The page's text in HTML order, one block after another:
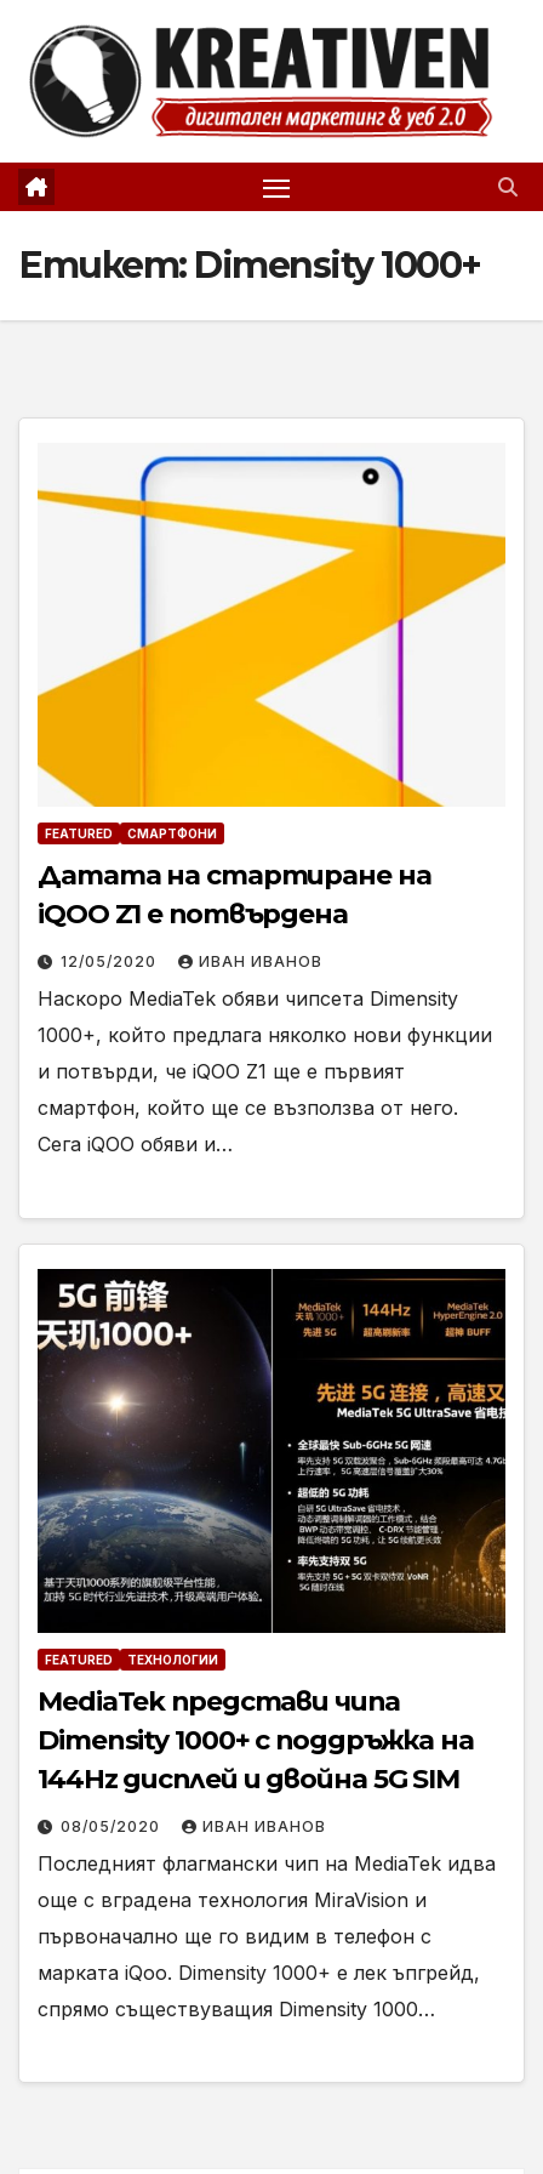
content
Етикет: Dimensity 1000+
FEATURED СМАРТФОНИ
Датата на стартиране на
iQOO Z1 е потвърдена
12/05/2020 ИВАН ИВАНОВ
Наскоро MediaTek обяви чипсета Dimensity
1000+, който предлага няколко нови функции
и потвърди, че iQOO Z1 ще е първият
смартфон, който ще се възползва от него.
Сега iQOO обяви и…
FEATURED ТЕХНОЛОГИИ
MediaTek представи чипа
Dimensity 1000+ с поддръжка на
144Hz дисплей и двойна 5G SIM
08/05/2020 ИВАН ИВАНОВ
Последният флагмански чип на MediaTek идва
още с вградена технология MiraVision и
първоначално ще го видим в телефон с
марката iQoo. Dimensity 1000+ е лек ъпгрейд,
спрямо съществуващия Dimensity 1000…